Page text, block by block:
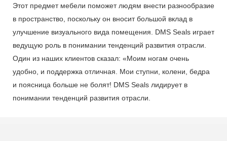
Этот предмет мебели поможет людям внести разнообразие
в пространство, поскольку он вносит большой вклад в
улучшение визуального вида помещения. DMS Seals играет
ведущую роль в понимании тенденций развития отрасли.
Один из наших клиентов сказал: «Моим ногам очень
удобно, и поддержка отличная. Мои ступни, колени, бедра
и поясница больше не болят! DMS Seals лидирует в
понимании тенденций развития отрасли.